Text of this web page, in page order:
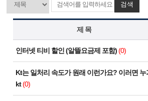
검색
제 목
인터넷 티비 할인 (알뜰요금제 포함) (0)
Kt는 일처리 속도가 원래 이런가요? 이러면 누
kt(0)